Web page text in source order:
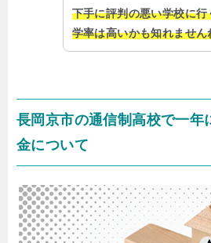
下手に評判の悪い学校に
学率は高いかも知れません
長岡京市の通信制高校で一年
金について